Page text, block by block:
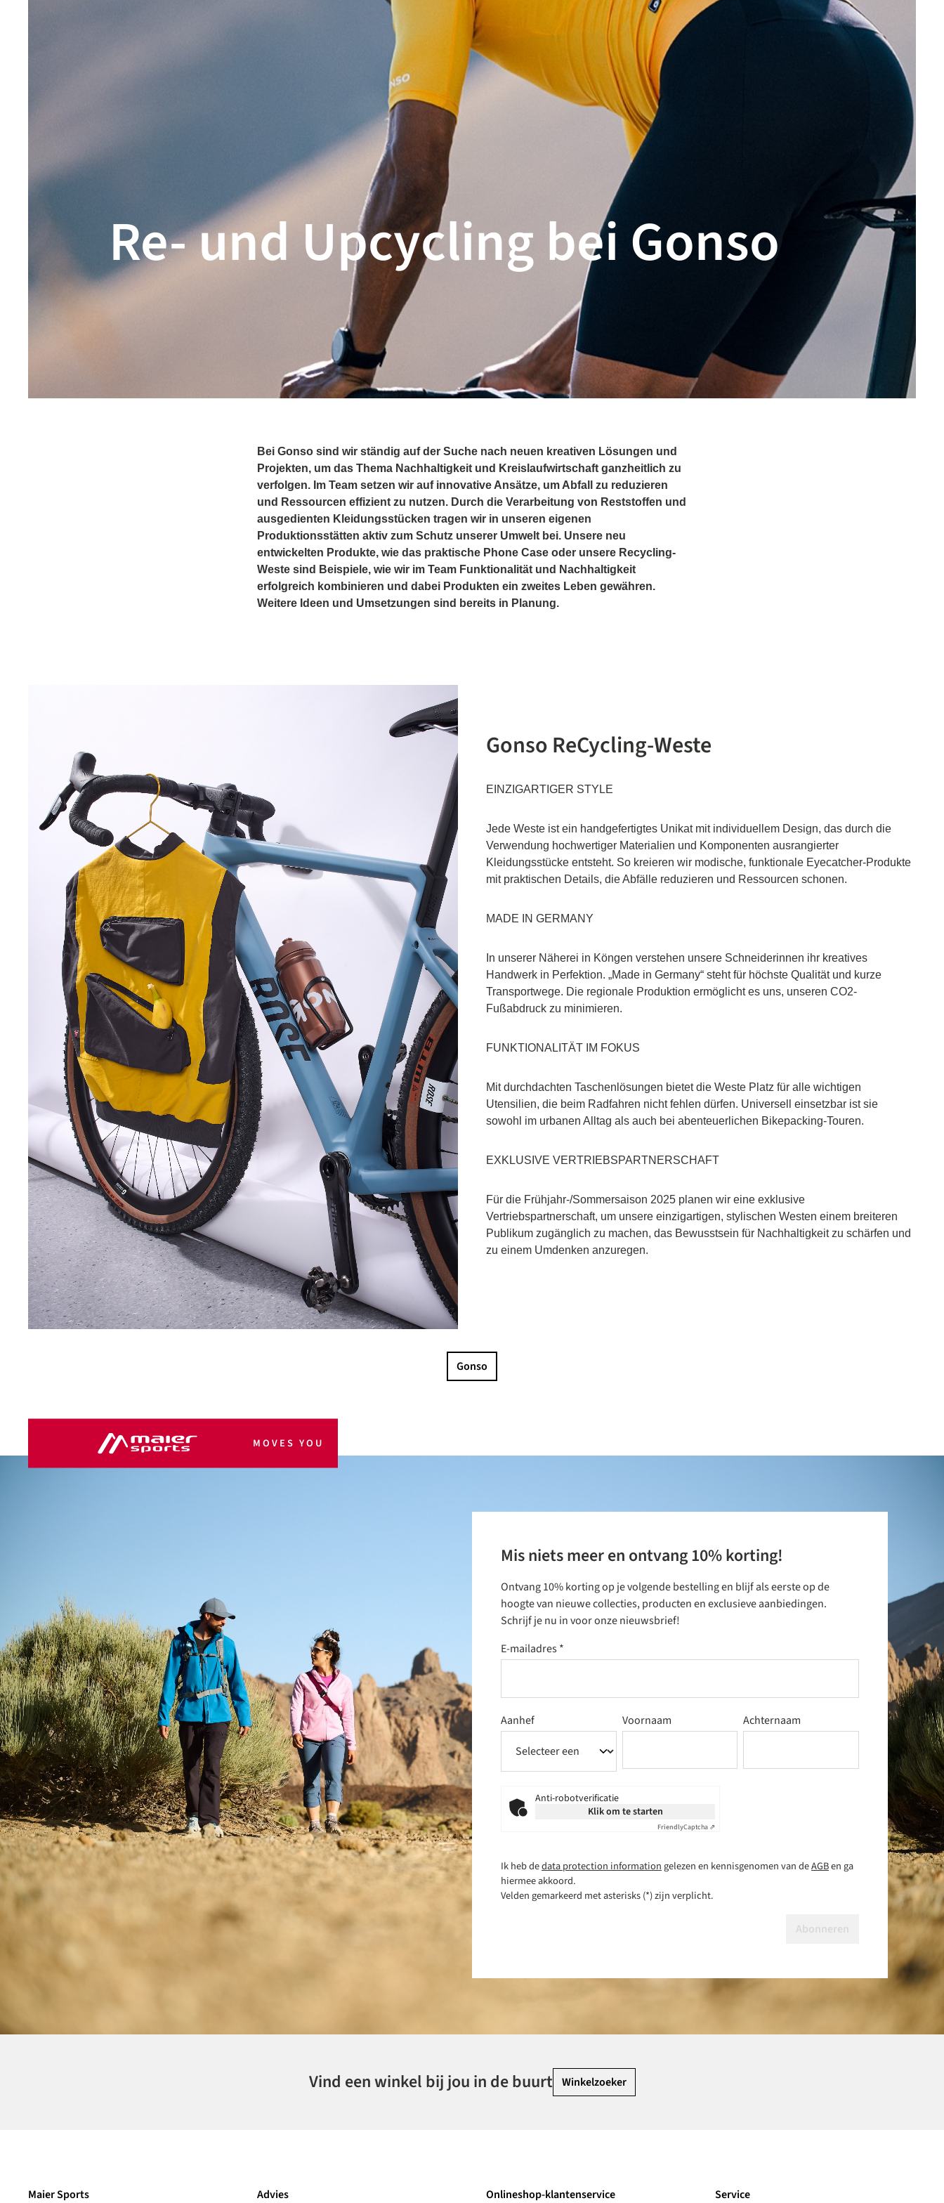
Re- und Upcycling bei Gonso
Bei Gonso sind wir ständig auf der Suche nach neuen kreativen Lösungen und
Projekten, um das Thema Nachhaltigkeit und Kreislaufwirtschaft ganzheitlich zu
verfolgen. Im Team setzen wir auf innovative Ansätze, um Abfall zu reduzieren
und Ressourcen effizient zu nutzen. Durch die Verarbeitung von Reststoffen und
ausgedienten Kleidungsstücken tragen wir in unseren eigenen
Produktionsstätten aktiv zum Schutz unserer Umwelt bei. Unsere neu
entwickelten Produkte, wie das praktische Phone Case oder unsere Recycling-
Weste sind Beispiele, wie wir im Team Funktionalität und Nachhaltigkeit
erfolgreich kombinieren und dabei Produkten ein zweites Leben gewähren.
Weitere Ideen und Umsetzungen sind bereits in Planung.
Gonso ReCycling-Weste
EINZIGARTIGER STYLE
Jede Weste ist ein handgefertigtes Unikat mit individuellem Design, das durch die
Verwendung hochwertiger Materialien und Komponenten ausrangierter
Kleidungsstücke entsteht. So kreieren wir modische, funktionale Eyecatcher-Produkte
mit praktischen Details, die Abfälle reduzieren und Ressourcen schonen.
MADE IN GERMANY
In unserer Näherei in Köngen verstehen unsere Schneiderinnen ihr kreatives
Handwerk in Perfektion. „Made in Germany“ steht für höchste Qualität und kurze
Transportwege. Die regionale Produktion ermöglicht es uns, unseren CO2-
Fußabdruck zu minimieren.
FUNKTIONALITÄT IM FOKUS
Mit durchdachten Taschenlösungen bietet die Weste Platz für alle wichtigen
Utensilien, die beim Radfahren nicht fehlen dürfen. Universell einsetzbar ist sie
sowohl im urbanen Alltag als auch bei abenteuerlichen Bikepacking-Touren.
EXKLUSIVE VERTRIEBSPARTNERSCHAFT
Für die Frühjahr-/Sommersaison 2025 planen wir eine exklusive
Vertriebspartnerschaft, um unsere einzigartigen, stylischen Westen einem breiteren
Publikum zugänglich zu machen, das Bewusstsein für Nachhaltigkeit zu schärfen und
zu einem Umdenken anzuregen.
Gonso
MOVES YOU
Mis niets meer en ontvang 10% korting!
Ontvang 10% korting op je volgende bestelling en blijf als eerste op de
hoogte van nieuwe collecties, producten en exclusieve aanbiedingen.
Schrijf je nu in voor onze nieuwsbrief!
E-mailadres*
Aanhef Voornaam Achternaam
Anti-robotverificatie
Klik om te starten
FriendlyCaptcha ⇗
Ik heb dedata protection informationgelezen en kennisgenomen van deAGBen ga
hiermee akkoord.
Velden gemarkeerd met asterisks (*) zijn verplicht.
Abonneren
Vind een winkel bij jou in de buurt Winkelzoeker
Maier Sports Advies Onlineshop-klantenservice Service